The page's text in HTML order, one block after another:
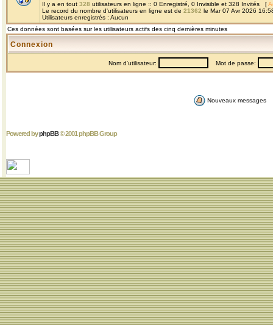
Il y a en tout 328 utilisateurs en ligne :: 0 Enregistré, 0 Invisible et 328 Invités [
Le record du nombre d'utilisateurs en ligne est de 21362 le Mar 07 Avr 2026
Utilisateurs enregistrés : Aucun
Ces données sont basées sur les utilisateurs actifs des cinq dernières minutes
Connexion
Nom d'utilisateur: Mot de passe:
Nouveaux messages
Powered byphpBB© 2001 phpBB Group